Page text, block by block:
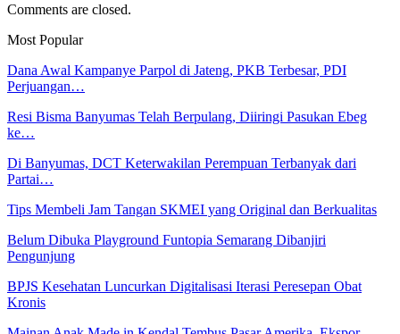
Comments are closed.
Most Popular
Dana Awal Kampanye Parpol di Jateng, PKB Terbesar, PDI
Perjuangan…
Resi Bisma Banyumas Telah Berpulang, Diiringi Pasukan Ebeg
ke…
Di Banyumas, DCT Keterwakilan Perempuan Terbanyak dari
Partai…
Tips Membeli Jam Tangan SKMEI yang Original dan Berkualitas
Belum Dibuka Playground Funtopia Semarang Dibanjiri
Pengunjung
BPJS Kesehatan Luncurkan Digitalisasi Iterasi Peresepan Obat
Kronis